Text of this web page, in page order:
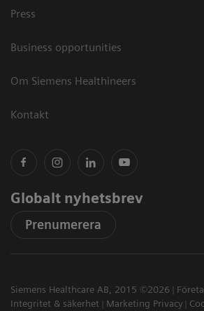
Press
Business opportunities
Om Siemens Healthineers
Kontakt
Globalt nyhetsbrev
Prenumerera
Siemens Healthcare AB, 2015 ©2026
Integritet & säkerhet
Marketing Privacy